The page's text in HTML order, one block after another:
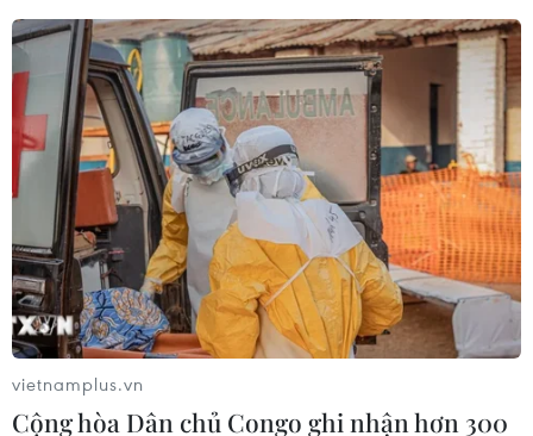
Đức thông qua nhiều biện pháp mới để
phòng chống dịch COVID-19
08/01/2022 00:08
vietnamplus.vn
Cộng hòa Dân chủ Congo ghi nhận hơn 300